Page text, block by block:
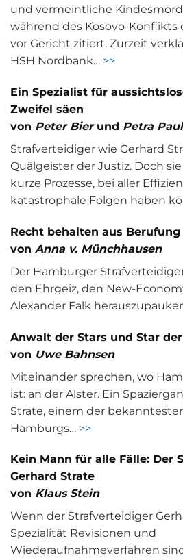
und vermeintliche
während des Kosovo-
vor Gericht zitiert. Zurzeit
HSH Nordbank… >>
Ein Spezialist für
Zweifel säen
von Peter Bierund Petra
Strafverteidiger wie Gerhard
Quälgeister der Justiz. Doch
kurze Prozesse, bei aller
katastrophale Folgen haben
Recht behalten aus Berufung
von Anna v. Münchhausen
Der Hamburger
den Ehrgeiz, den New-
Alexander Falk
Anwalt der Stars und Star
von Uwe Bahnsen
Miteinander sprechen, wo
ist: an der Alster. Ein
Strate, einem der
Hamburgs… >>
Kein Mann für alle Fälle: Der
Gerhard Strate
von Klaus Stein
Wenn der Strafverteidiger
Spezialität Revisionen und
Wiederaufnahmeverfahren